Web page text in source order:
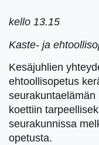
kello 13.15
Kaste- ja
Kesäjuhlien
ehtoollisopetus
koettiin
seurakunnissa
opetusta.